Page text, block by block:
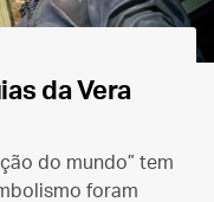
da Vera
do mundo” tem
foram